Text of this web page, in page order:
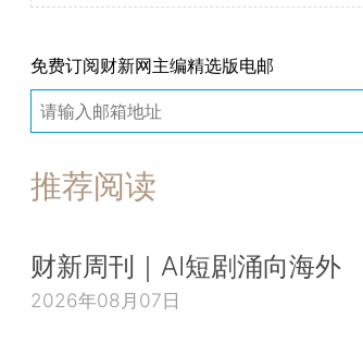
免费订阅财新网主编精选版电邮
推荐阅读
财新周刊｜AI短剧涌向海外
2026年08月07日